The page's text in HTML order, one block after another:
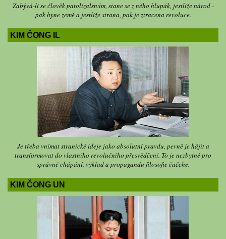
Zabývá-li se člověk patolízalstvím, stane se z něho hlupák, jestliže národ -
pak hyne země a jestliže strana, pak je ztracena revoluce.
KIM ČONG IL
Je třeba vnímat stranické ideje jako absolutní pravdu, pevně je hájit a
transformovat do vlastního revolučního přesvědčení. To je nezbytné pro
správné chápání, výklad a propagandu filosofie čučche.
KIM ČONG UN